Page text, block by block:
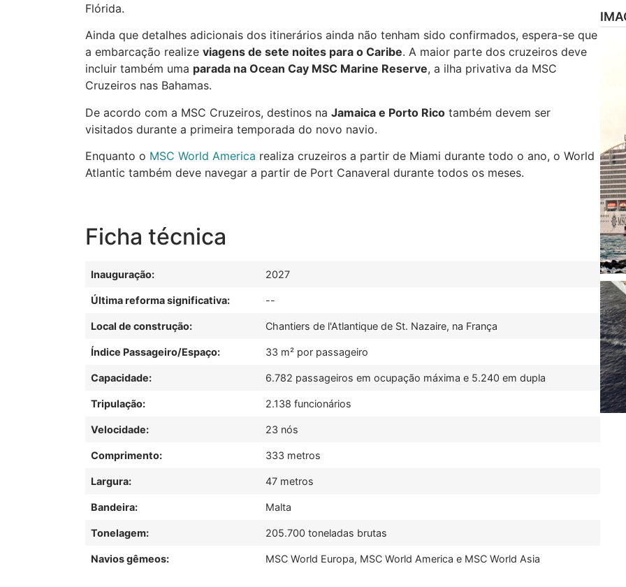
Flórida.
Ainda que detalhes adicionais dos itinerários ainda não tenham sido confirmados, espera-se que
a embarcação realize viagens de sete noites para o Caribe. A maior parte dos cruzeiros deve
incluir também uma parada na Ocean Cay MSC Marine Reserve, a ilha privativa da MSC
Cruzeiros nas Bahamas.
De acordo com a MSC Cruzeiros, destinos na Jamaica e Porto Rico também devem ser
visitados durante a primeira temporada do novo navio.
Enquanto o MSC World America realiza cruzeiros a partir de Miami durante todo o ano, o World
Atlantic também deve navegar a partir de Port Canaveral durante todos os meses.
Ficha técnica
Inauguração: 2027
Última reforma significativa: --
Local de construção: Chantiers de l'Atlantique de St. Nazaire, na França
Índice Passageiro/Espaço: 33 m² por passageiro
Capacidade: 6.782 passageiros em ocupação máxima e 5.240 em dupla
Tripulação: 2.138 funcionários
Velocidade: 23 nós
Comprimento: 333 metros
Largura: 47 metros
Bandeira: Malta
Tonelagem: 205.700 toneladas brutas
Navios gêmeos: MSC World Europa, MSC World America e MSC World Asia